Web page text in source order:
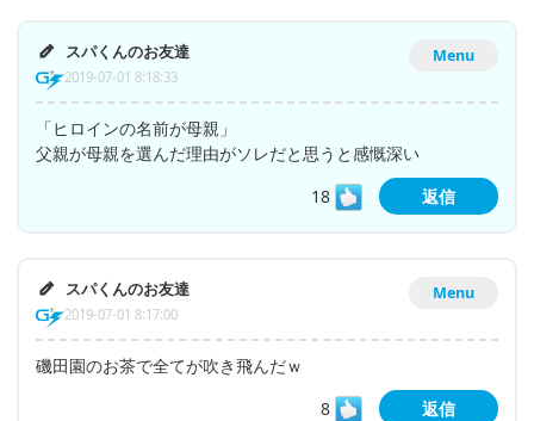
Menu
スパくんのお友達
2019-07-01 8:18:33
「ヒロインの名前が母親」
父親が母親を選んだ理由がソレだと思うと感慨深い
18
返信
Menu
スパくんのお友達
2019-07-01 8:17:00
磯田園のお茶で全てが吹き飛んだｗ
8
返信